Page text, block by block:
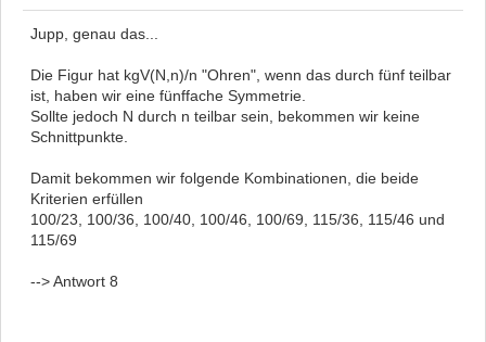
Jupp, genau das...
Die Figur hat kgV(N,n)/n "Ohren", wenn das durch fünf teilbar
ist, haben wir eine fünffache Symmetrie.
Sollte jedoch N durch n teilbar sein, bekommen wir keine
Schnittpunkte.
Damit bekommen wir folgende Kombinationen, die beide
Kriterien erfüllen
100/23, 100/36, 100/40, 100/46, 100/69, 115/36, 115/46 und
115/69
--> Antwort 8